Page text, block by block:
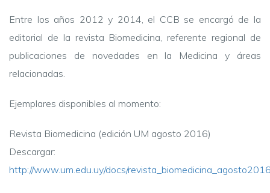
Entre los años 2012 y 2014, el CCB se encargó de la
editorial de la revista Biomedicina, referente regional de
publicaciones de novedades en la Medicina y áreas
relacionadas.
Ejemplares disponibles al momento:
Revista Biomedicina (edición UM agosto 2016)
Descargar:
http://www.um.edu.uy/docs/